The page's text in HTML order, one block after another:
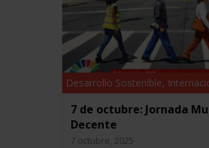
Desarrollo Sostenible,
7 de octubre: Jornada
Decente
7 octubre, 2025